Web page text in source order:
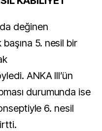
da değinen
5. nesil bir
ANKA III’ün
durumunda ise
6. nesil